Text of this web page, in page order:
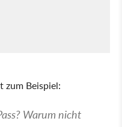
zum Beispiel:
Warum nicht